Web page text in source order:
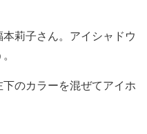
莉子さん。アイシャドウ
のカラーを混ぜてアイホ